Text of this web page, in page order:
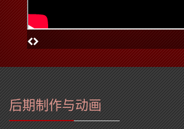
后期制作与动画